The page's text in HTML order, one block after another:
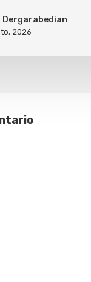
Dergarabedian
2026